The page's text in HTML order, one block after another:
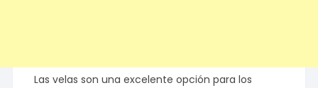
Las velas son una excelente opción para los